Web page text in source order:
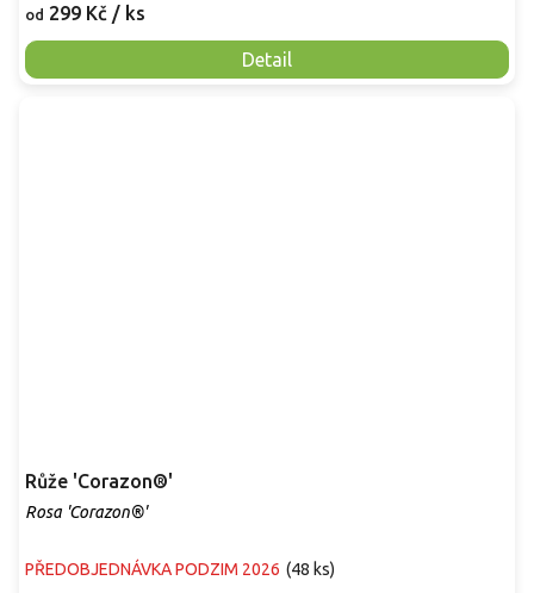
od 299 Kč / ks
Detail
Růže 'Corazon®'
Rosa 'Corazon®'
PŘEDOBJEDNÁVKA PODZIM 2026 (48 ks)